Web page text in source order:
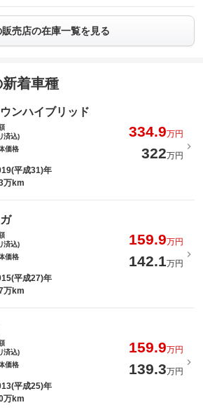
販売店の在庫一覧を見る
着車種
ンハイブリッド
済込)
334.9万円
価格
322万円
平成31)年
万km
済込)
159.9万円
価格
142.1万円
平成27)年
万km
済込)
159.9万円
価格
139.3万円
平成25)年
万km